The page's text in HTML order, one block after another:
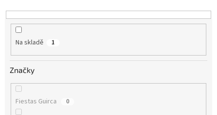
t
ů
Na skladě 1
Značky
Fiestas Guirca 0